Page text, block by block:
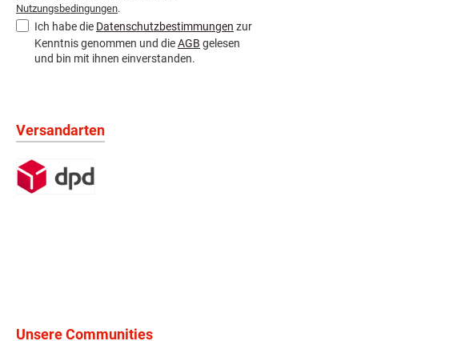
Nutzungsbedingungen.
Ich habe die Datenschutzbestimmungen zur
Kenntnis genommen und dieAGB gelesen
und bin mit ihnen einverstanden.
Versandarten
Unsere Communities